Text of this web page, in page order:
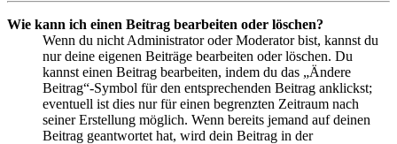
Wie kann ich einen Beitrag bearbeiten oder löschen?
Wenn du nicht Administrator oder Moderator bist, kannst du
nur deine eigenen Beiträge bearbeiten oder löschen. Du
kannst einen Beitrag bearbeiten, indem du das „Ändere
Beitrag“-Symbol für den entsprechenden Beitrag anklickst;
eventuell ist dies nur für einen begrenzten Zeitraum nach
seiner Erstellung möglich. Wenn bereits jemand auf deinen
Beitrag geantwortet hat, wird dein Beitrag in der